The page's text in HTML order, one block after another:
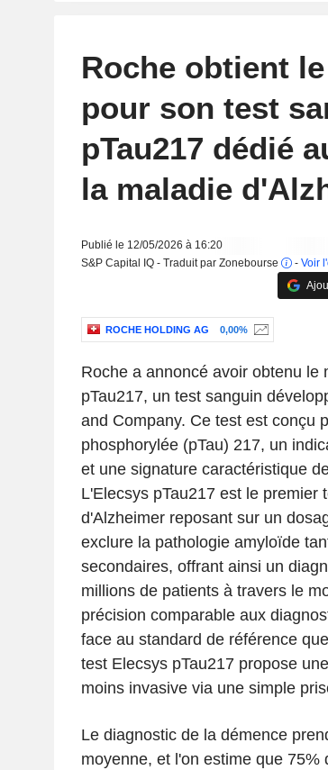
Roche obtient
pour son test
pTau217 dédié
la maladie
Publié le 12/05/2026 à 16:20
S&P Capital IQ - Traduit par Zonebourse
- Voir
ROCHE HOLDING AG 0,00%
Roche a annoncé avoir obtenu le
pTau217, un test sanguin
and Company. Ce test est conçu
phosphorylée (pTau) 217, un
et une signature caractéristique
L'Elecsys pTau217 est le premier
d'Alzheimer reposant sur un
exclure la pathologie amyloïde
secondaires, offrant ainsi un
millions de patients à travers le
précision comparable aux
face au standard de référence
test Elecsys pTau217 propose
moins invasive via une simple
Le diagnostic de la démence
moyenne, et l'on estime que